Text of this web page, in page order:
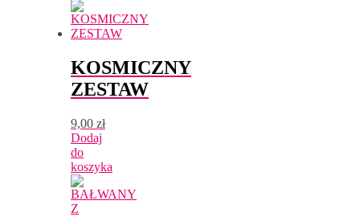
KOSMICZNY
ZESTAW
9,00 zł
Dodaj
do
koszyka